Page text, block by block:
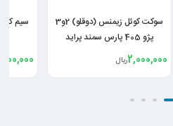
سیم کشی کوئل سمند Ef7 بوش
ایساکو
22,000,000ریال
سوکت